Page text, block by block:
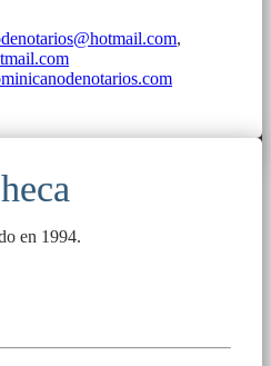
,
en 1994.